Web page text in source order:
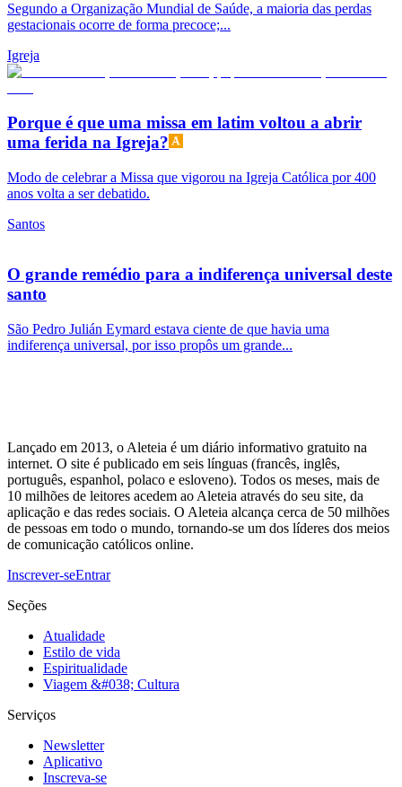
Segundo a Organização Mundial de Saúde, a maioria das perdas
gestacionais ocorre de forma precoce;...
Igreja
Porque é que uma missa em latim voltou a abrir
uma ferida na Igreja?
Modo de celebrar a Missa que vigorou na Igreja Católica por 400
anos volta a ser debatido.
Santos
O grande remédio para a indiferença universal deste
santo
São Pedro Julián Eymard estava ciente de que havia uma
indiferença universal, por isso propôs um grande...
Lançado em 2013, o Aleteia é um diário informativo gratuito na
internet. O site é publicado em seis línguas (francês, inglês,
português, espanhol, polaco e esloveno). Todos os meses, mais de
10 milhões de leitores acedem ao Aleteia através do seu site, da
aplicação e das redes sociais. O Aleteia alcança cerca de 50 milhões
de pessoas em todo o mundo, tornando-se um dos líderes dos meios
de comunicação católicos online.
Inscrever-seEntrar
Seções
Atualidade
Estilo de vida
Espiritualidade
Viagem &#038; Cultura
Serviços
Newsletter
Aplicativo
Inscreva-se